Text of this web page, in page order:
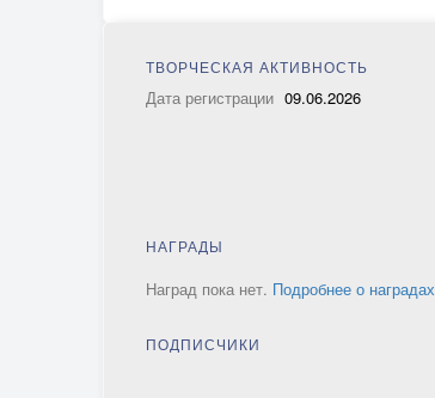
ТВОРЧЕСКАЯ АКТИВНОСТЬ
Дата регистрации 09.06.2026
НАГРАДЫ
Наград пока нет. Подробнее о наградах
ПОДПИСЧИКИ